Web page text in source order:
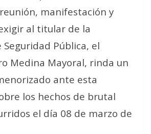
manifestación y
al titular de la
Seguridad Pública, el
Medina Mayoral, rinda un
ante esta
los hechos de brutal
el día 08 de marzo de